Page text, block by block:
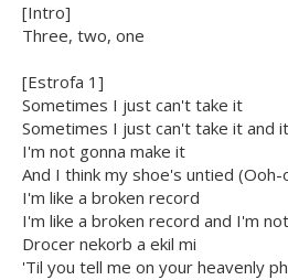
[Intro]
Three, two, one
[Estrofa 1]
Sometimes I just can't take it
Sometimes I just can't take it and
I'm not gonna make it
And I think my shoe's untied (Ooh-
I'm like a broken record
I'm like a broken record and I'm
Drocer nekorb a ekil mi
'Til you tell me on your heavenly